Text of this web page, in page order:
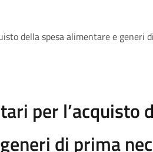
della spesa alimentare e
per l’acquisto
di prima